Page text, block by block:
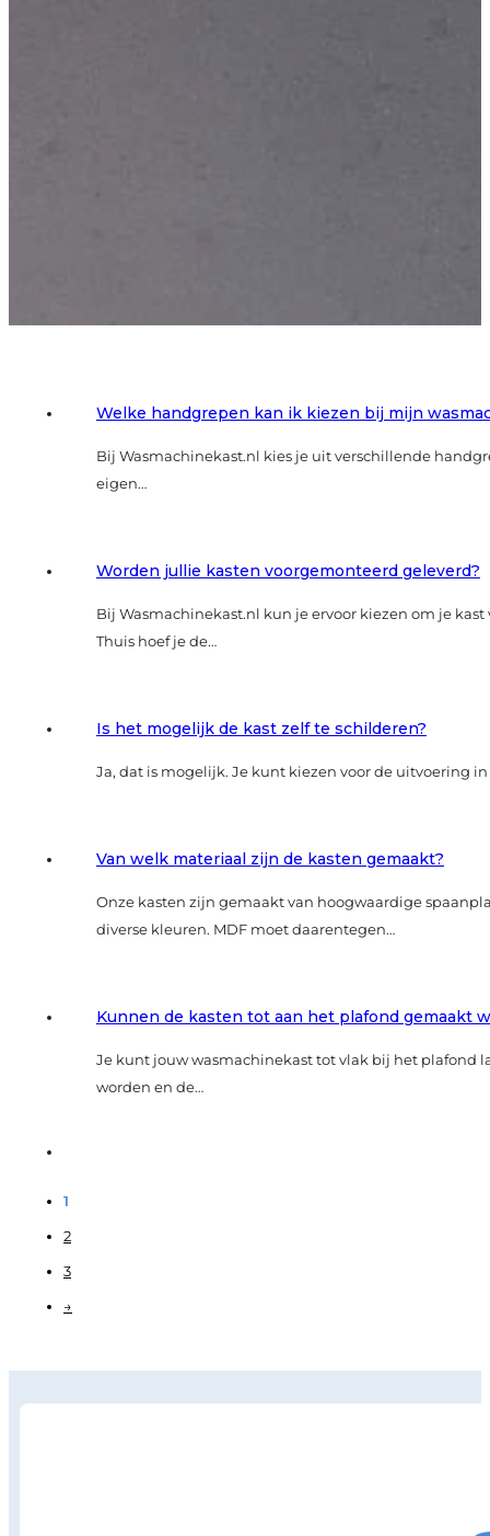
Welke handgrepen kan ik kiezen bij mijn
Bij Wasmachinekast.nl kies je uit verschillende
eigen…
Worden jullie kasten voorgemonteerd geleverd?
Bij Wasmachinekast.nl kun je ervoor kiezen om je
Thuis hoef je de…
Is het mogelijk de kast zelf te schilderen?
Ja, dat is mogelijk. Je kunt kiezen voor de uitvoering
Van welk materiaal zijn de kasten gemaakt?
Onze kasten zijn gemaakt van hoogwaardige
diverse kleuren. MDF moet daarentegen…
Kunnen de kasten tot aan het plafond gemaakt
Je kunt jouw wasmachinekast tot vlak bij het plafond
worden en de…
1
2
3
→